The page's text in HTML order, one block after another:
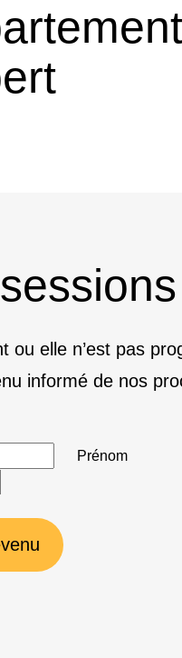
elle n’est pas
informé de nos
Prénom